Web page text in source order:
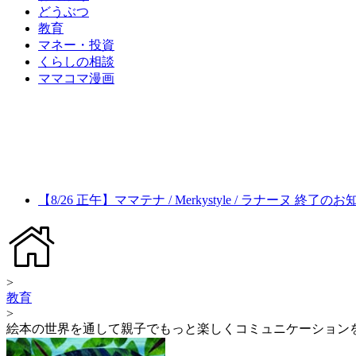
どうぶつ
教育
マネー・投資
くらしの相談
ママコマ漫画
【8/26 正午】ママテナ / Merkystyle / ラナーヌ 終了のお
>
教育
>
絵本の世界を通して親子でもっと楽しくコミュニケーション